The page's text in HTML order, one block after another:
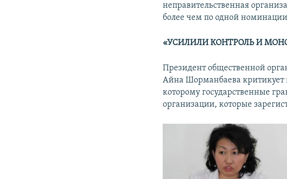
неправительственная
более чем по одной
«УСИЛИЛИ КОНТРОЛЬ И
Президент общественной
Айна Шорманбаева критикует
которому государственные
организации, которые